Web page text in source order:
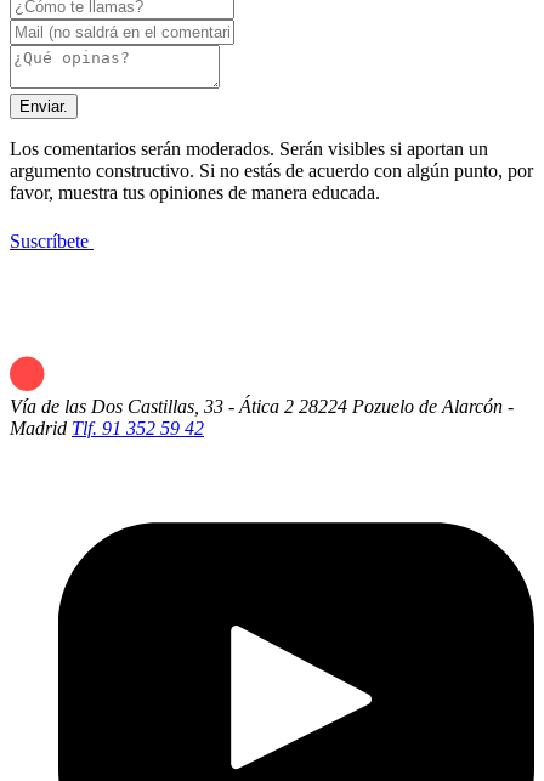
Enviar.
Los comentarios serán moderados. Serán visibles si aportan un
argumento constructivo. Si no estás de acuerdo con algún punto, por
favor, muestra tus opiniones de manera educada.
Suscríbete
Vía de las Dos Castillas, 33 - Ática 2 28224 Pozuelo de Alarcón -
Madrid Tlf. 91 352 59 42